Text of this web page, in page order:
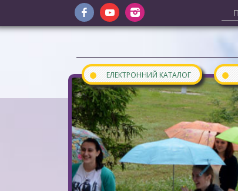
● ЕЛЕКТРОННИЙ КАТАЛОГ ●